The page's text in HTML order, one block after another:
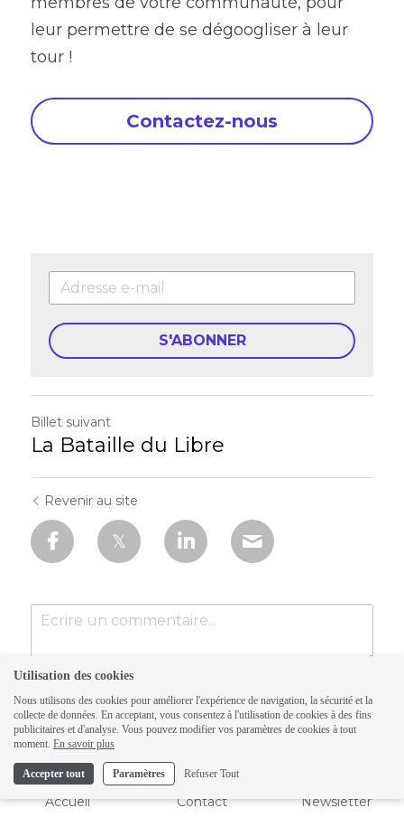
leur permettre de se dégoogliser à leur
tour !
Contactez-nous
S'ABONNER
Billet suivant
La Bataille du Libre
Revenir au site
Soumettre Annuler
Accueil Contact Newsletter
Utilisation des cookies
Nous utilisons des cookies pour améliorer l'expérience de navigation, la sécurité et la
collecte de données. En acceptant, vous consentez à l'utilisation de cookies à des fins
publicitaires et d'analyse. Vous pouvez modifier vos paramètres de cookies à tout
moment. En savoir plus
Accepter tout Paramètres Refuser Tout